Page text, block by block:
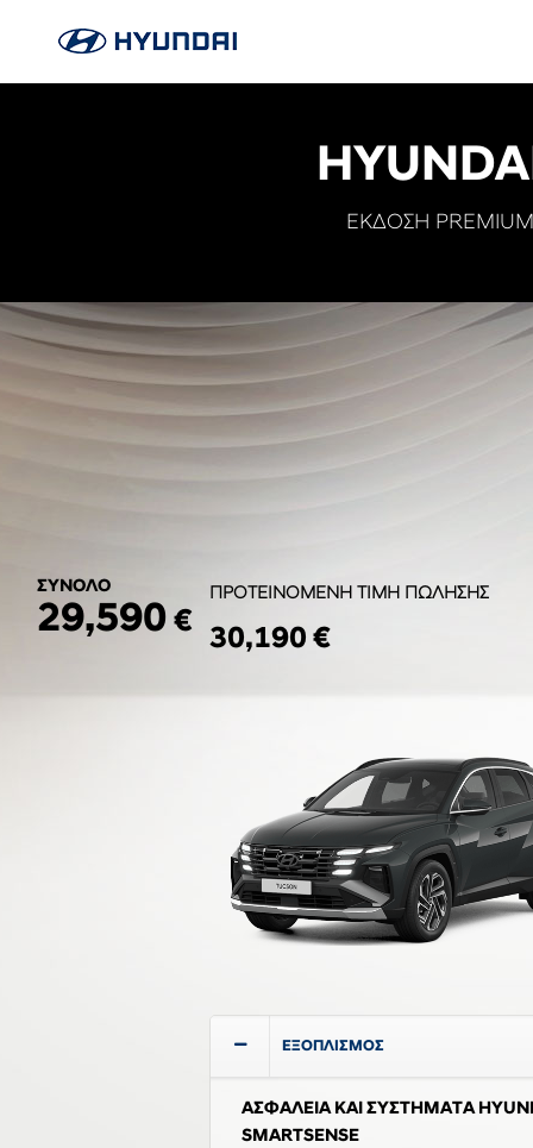
ΕΚΔΟΣΗ
ΠΡΟΤΕΙΝΟΜΕΝΗ ΤΙΜΗ ΠΩΛΗΣΗΣ
30,190 €
ΕΞΟΠΛΙΣΜΟΣ
ΑΣΦΑΛΕΙΑ ΚΑΙ ΣΥΣΤΗΜΑΤΑ
SMARTSENSE
ΣΥΝΟΛΟ
29,590 €